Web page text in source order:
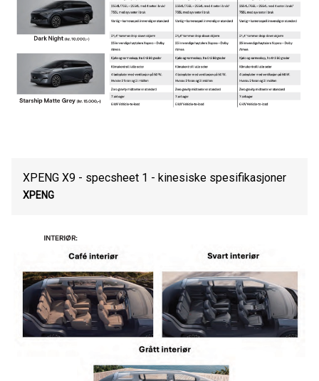
XPENG X9 - specsheet 1 - kinesiske spesifikasjoner
XPENG